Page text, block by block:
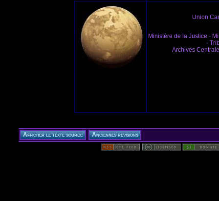
Union
Ministère de la Justice -
-
Archives